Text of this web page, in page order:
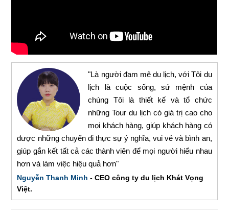
"Là người đam mê du lịch, với Tôi du
lịch là cuộc sống, sứ mệnh của
chúng Tôi là thiết kế và tổ chức
những Tour du lịch có giá trị cao cho
mọi khách hàng, giúp khách hàng có
được những chuyến đi thực sự ý nghĩa, vui vẻ và bình an,
giúp gắn kết tất cả các thành viên để mọi người hiểu nhau
hơn và làm việc hiệu quả hơn"
Nguyễn Thanh Minh - CEO công ty du lịch Khát Vọng
Việt.